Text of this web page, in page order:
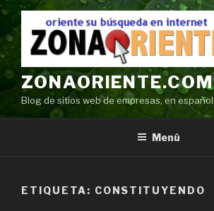
Ir
contenido
ZONAORIENTE.COM
Blog de sitios web de empresas, en español
Menú
ETIQUETA: CONSTITUYENDO